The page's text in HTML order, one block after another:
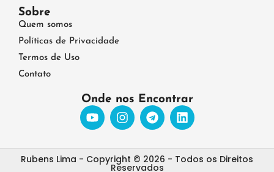
Sobre
Quem somos
Políticas de Privacidade
Termos de Uso
Contato
Onde nos Encontrar
Rubens Lima - Copyright © 2026 - Todos os Direitos
Reservados